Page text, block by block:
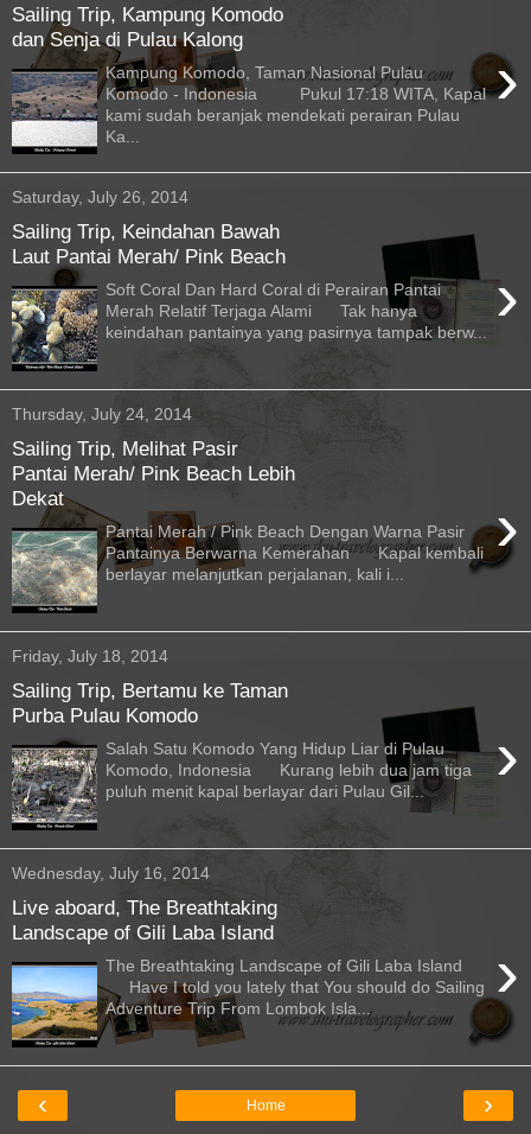
Sailing Trip, Kampung Komodo
dan Senja di Pulau Kalong
›
Kampung Komodo, Taman Nasional Pulau
Komodo - Indonesia Pukul 17:18 WITA, Kapal
kami sudah beranjak mendekati perairan Pulau
Ka...
Saturday, July 26, 2014
Sailing Trip, Keindahan Bawah
Laut Pantai Merah/ Pink Beach
›
Soft Coral Dan Hard Coral di Perairan Pantai
Merah Relatif Terjaga Alami Tak hanya
keindahan pantainya yang pasirnya tampak berw...
Thursday, July 24, 2014
Sailing Trip, Melihat Pasir
Pantai Merah/ Pink Beach Lebih
Dekat
›
Pantai Merah / Pink Beach Dengan Warna Pasir
Pantainya Berwarna Kemerahan Kapal kembali
berlayar melanjutkan perjalanan, kali i...
Friday, July 18, 2014
Sailing Trip, Bertamu ke Taman
Purba Pulau Komodo
›
Salah Satu Komodo Yang Hidup Liar di Pulau
Komodo, Indonesia Kurang lebih dua jam tiga
puluh menit kapal berlayar dari Pulau Gil...
Wednesday, July 16, 2014
Live aboard, The Breathtaking
Landscape of Gili Laba Island
›
The Breathtaking Landscape of Gili Laba Island
Have I told you lately that You should do Sailing
Adventure Trip From Lombok Isla...
‹ ›
Home